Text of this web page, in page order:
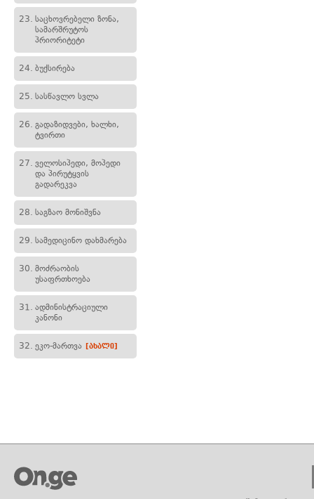
23. საცხოვრებელი ზონა,
სამარშრუტოს
პრიორიტეტი
24. ბუქსირება
25. სასწავლო სვლა
26. გადაზიდვები, ხალხი,
ტვირთი
27. ველოსიპედი, მოპედი
და პირუტყვის
გადარეკვა
28. საგზაო მონიშვნა
29. სამედიცინო დახმარება
30. მოძრაობის
უსაფრთხოება
31. ადმინისტრაციული
კანონი
32. ეკო-მართვა [ახალი]